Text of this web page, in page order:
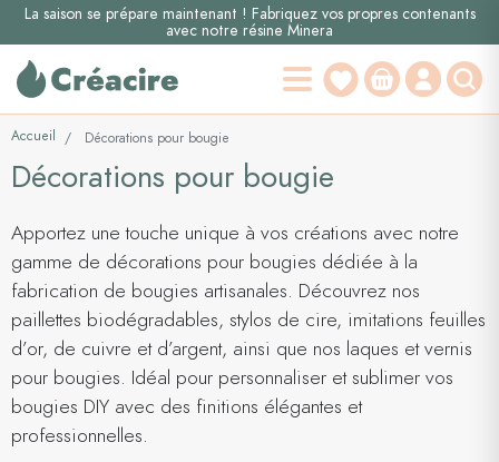
La saison se prépare maintenant ! Fabriquez vos propres contenants
avec notre résine Minera
Accueil Décorations pour bougie
Décorations pour bougie
Apportez une touche unique à vos créations avec notre
gamme de décorations pour bougies dédiée à la
fabrication de bougies artisanales. Découvrez nos
paillettes biodégradables, stylos de cire, imitations feuilles
d’or, de cuivre et d’argent, ainsi que nos laques et vernis
pour bougies. Idéal pour personnaliser et sublimer vos
bougies DIY avec des finitions élégantes et
professionnelles.